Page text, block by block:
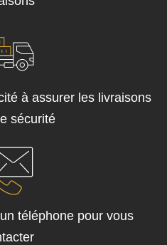
à assurer les livraisons
sécurité
téléphone pour vous